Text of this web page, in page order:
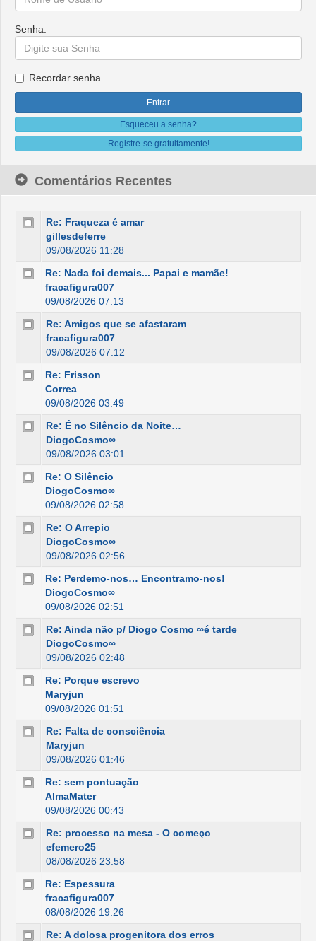
Senha:
Recordar senha
Esqueceu a senha?
Registre-se gratuitamente!
Comentários Recentes
Re: Fraqueza é amar
gillesdeferre
09/08/2026 11:28
Re: Nada foi demais... Papai e mamãe!
fracafigura007
09/08/2026 07:13
Re: Amigos que se afastaram
fracafigura007
09/08/2026 07:12
Re: Frisson
Correa
09/08/2026 03:49
Re: É no Silêncio da Noite…
DiogoCosmo∞
09/08/2026 03:01
Re: O Silêncio
DiogoCosmo∞
09/08/2026 02:58
Re: O Arrepio
DiogoCosmo∞
09/08/2026 02:56
Re: Perdemo-nos… Encontramo-nos!
DiogoCosmo∞
09/08/2026 02:51
Re: Ainda não p/ Diogo Cosmo ∞é tarde
DiogoCosmo∞
09/08/2026 02:48
Re: Porque escrevo
Maryjun
09/08/2026 01:51
Re: Falta de consciência
Maryjun
09/08/2026 01:46
Re: sem pontuação
AlmaMater
09/08/2026 00:43
Re: processo na mesa - O começo
efemero25
08/08/2026 23:58
Re: Espessura
fracafigura007
08/08/2026 19:26
Re: A dolosa progenitora dos erros